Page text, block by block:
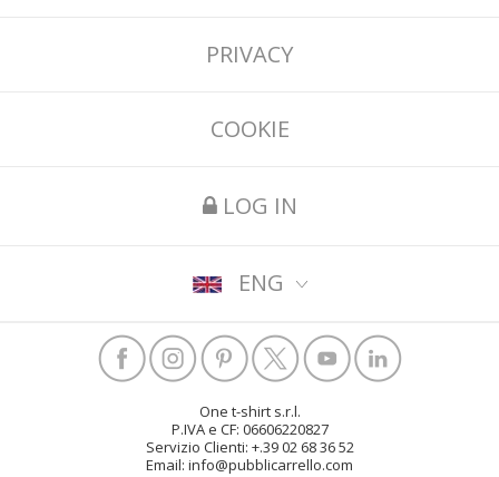
PRIVACY
COOKIE
LOG IN
ENG
One t-shirt s.r.l.
P.IVA e CF: 06606220827
Servizio Clienti: +.39 02 68 36 52
Email: info@pubblicarrello.com